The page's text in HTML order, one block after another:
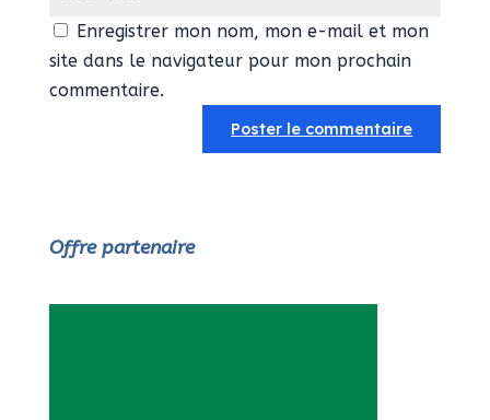
Enregistrer mon nom, mon e-mail et mon
site dans le navigateur pour mon prochain
commentaire.
Offre partenaire